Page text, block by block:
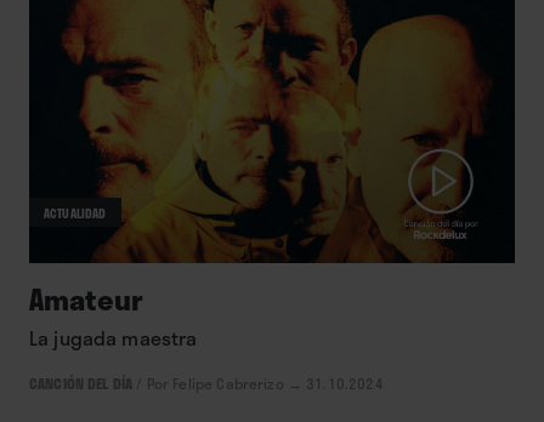
ACTUALIDAD
Amateur
La jugada maestra
CANCIÓN DEL DÍA Por Felipe Cabrerizo → 31.10.2024